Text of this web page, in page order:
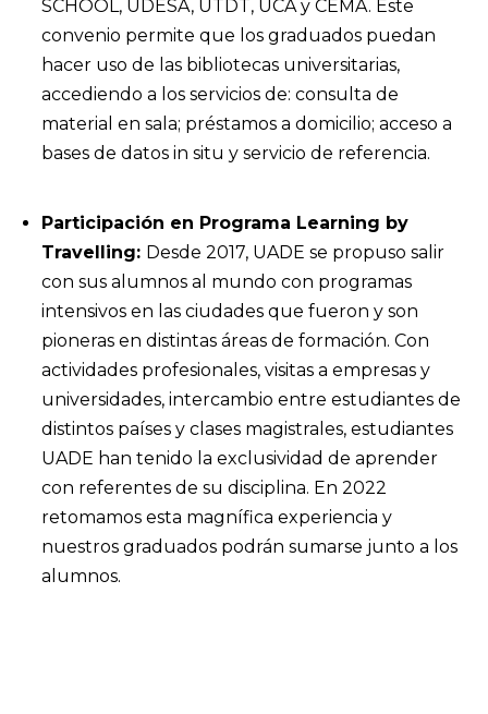
SCHOOL, UDESA, UTDT, UCA y CEMA. Este
convenio permite que los graduados puedan
hacer uso de las bibliotecas universitarias,
accediendo a los servicios de: consulta de
material en sala; préstamos a domicilio; acceso a
bases de datos in situ y servicio de referencia.
Participación en Programa Learning by
Travelling: Desde 2017, UADE se propuso salir
con sus alumnos al mundo con programas
intensivos en las ciudades que fueron y son
pioneras en distintas áreas de formación. Con
actividades profesionales, visitas a empresas y
universidades, intercambio entre estudiantes de
distintos países y clases magistrales, estudiantes
UADE han tenido la exclusividad de aprender
con referentes de su disciplina. En 2022
retomamos esta magnífica experiencia y
nuestros graduados podrán sumarse junto a los
alumnos.